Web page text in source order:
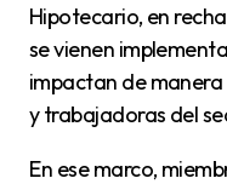
Hipotecario, en
se vienen
impactan de
y trabajadoras del
En ese marco, miembros del Secretariado Nacional,